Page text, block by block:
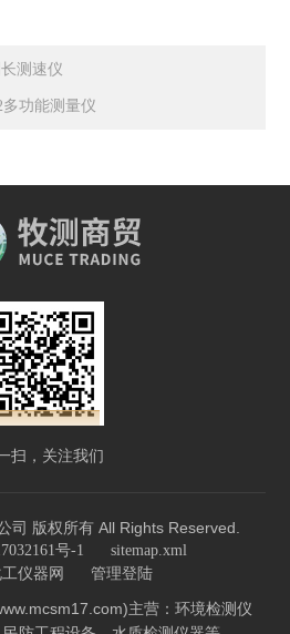
测速仪
多功能测量仪
扫，关注我们
司 版权所有 All Rights Reserved.
号-1 sitemap.xml
仪器网 管理登陆
主营：环境检测仪